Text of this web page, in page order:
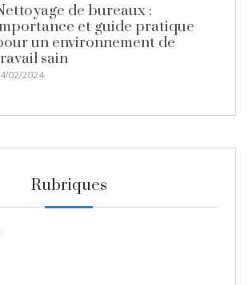
de bureaux :
et guide pratique
un environnement de
sain
02/2024
Rubriques